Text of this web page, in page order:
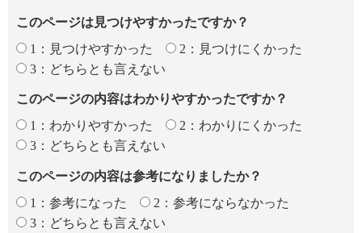
このページは見つけやすかったですか？
1：見つけやすかった
2：見つけにくかった
3：どちらとも言えない
このページの内容はわかりやすかったですか？
1：わかりやすかった
2：わかりにくかった
3：どちらとも言えない
このページの内容は参考になりましたか？
1：参考になった
2：参考にならなかった
3：どちらとも言えない